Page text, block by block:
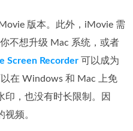
版本。此外，iMovie 需
不想升级 Mac 系统，或者
Screen Recorder 可以成为
在 Windows 和 Mac 上免
印，也没有时长限制。因
频。